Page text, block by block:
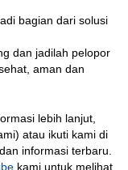
bagian dari solusi
dan jadilah pelopor
aman dan
lebih lanjut,
atau ikuti kami di
informasi terbaru.
kami untuk melihat